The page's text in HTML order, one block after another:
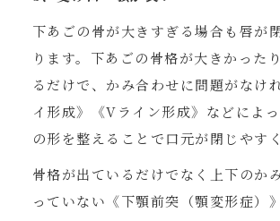
下あごの骨が大きすぎる場合も唇が
ります。下あごの骨格が大きかった
るだけで、かみ合わせに問題がなけ
イ形成》《Vライン形成》などによ
の形を整えることで口元が閉じやす
骨格が出ているだけでなく上下のか
っていない《下顎前突（顎変形症）